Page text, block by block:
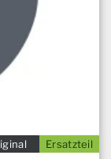
Ersatzteil